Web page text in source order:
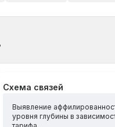
Схема связей
Выявление
уровня глубины в